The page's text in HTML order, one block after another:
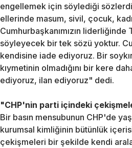
engellemek için söylediği
ellerinde masum, sivil, çocuk,
Cumhurbaşkanımızın
söyleyecek bir tek sözü yoktur.
kendisine iade ediyoruz. Bir
kıymetinin olmadığını bir kere
ediyoruz, ilan ediyoruz" dedi.
"CHP'nin parti içindeki
Bir basın mensubunun CHP'de
kurumsal kimliğinin bütünlük
çekişmeleri bir şekilde kendi